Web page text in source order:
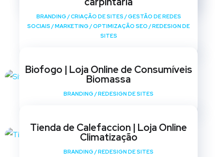
BRANDING /CRIAÇÃO DE SITES /GESTÃO DE REDES
SOCIAIS /MARKETING /OPTIMIZAÇÃO SEO /REDESIGN DE
SITES
Biofogo | Loja Online de Consumíveis
Biomassa
BRANDING /REDESIGN DE SITES
Tienda de Calefaccion | Loja Online
Climatização
BRANDING /REDESIGN DE SITES